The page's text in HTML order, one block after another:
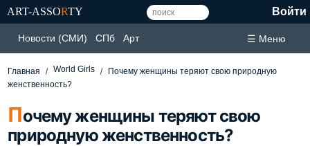
ART-ASSORTY Войти
Новости (СМИ) СПб Арт ☰ Меню
Главная World Girls
Почему женщины теряют свою природную
женственность?
Почему женщины теряют свою
природную женственность?